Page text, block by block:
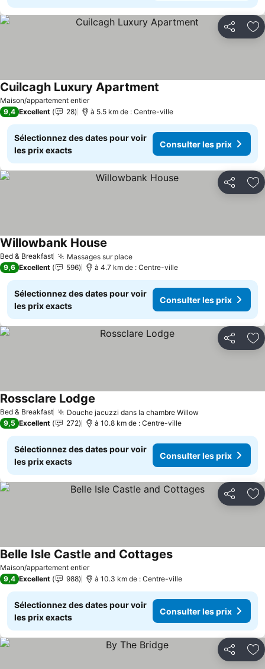
Partager
Maison/appartement entier
Cuilcagh Luxury Apartment
9,4 Excellent 28 à 5.5 km de : Centre-ville
Sélectionnez des dates pour voir
les prix exacts
Consulter les prix
Partager
Bed & Breakfast Massages sur placeConsulter les prix
Willowbank House
9,6 Excellent 596 à 4.7 km de : Centre-ville
Sélectionnez des dates pour voir
les prix exacts
Consulter les prix
Partager
Bed & Breakfast Douche jacuzzi dans la chambre WillowConsulter les
Rossclare Lodge
9,5 Excellent 272 à 10.8 km de : Centre-ville
Sélectionnez des dates pour voir
les prix exacts
Consulter les prix
Partager
Maison/appartement entier
Belle Isle Castle and CottagesConsulter les prix
9,4 Excellent 988 à 10.3 km de : Centre-ville
Sélectionnez des dates pour voir
les prix exacts
Consulter les prix
Partager